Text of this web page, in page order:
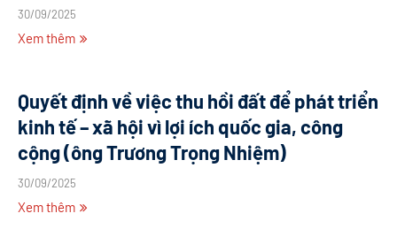
30/09/2025
Xem thêm
Quyết định về việc thu hồi đất để phát triển
kinh tế – xã hội vì lợi ích quốc gia, công
cộng (ông Trương Trọng Nhiệm)
30/09/2025
Xem thêm